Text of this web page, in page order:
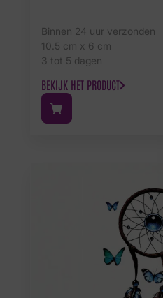
Binnen 24 uur verzonden
10.5 cm x 6 cm
3 tot 5 dagen
BEKIJK HET PRODUCT